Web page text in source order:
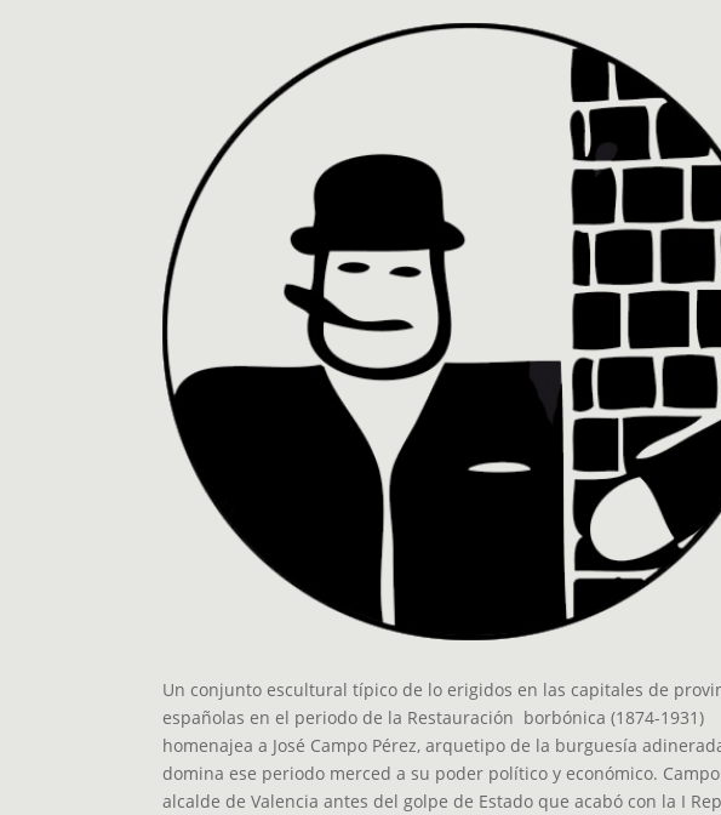
Un conjunto escultural típico de lo erigidos en las capitales de
españolas en el periodo de la Restauración borbónica (1874-1931)
homenajea a José Campo Pérez, arquetipo de la burguesía
domina ese periodo merced a su poder político y económico.
alcalde de Valencia antes del golpe de Estado que acabó con la I